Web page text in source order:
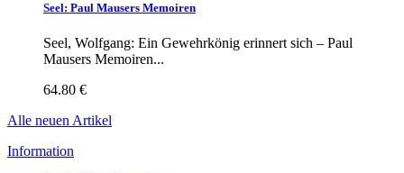
Seel: Paul Mausers Memoiren
Seel, Wolfgang: Ein Gewehrkönig erinnert sich – Paul
Mausers Memoiren...
64.80 €
Alle neuen Artikel
Information